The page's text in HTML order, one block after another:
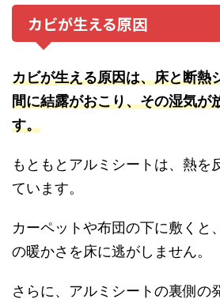
カビが生える原因
カビが生える原因は、床と断熱
間に結露がおこり、その湿気が
す。
もともとアルミシートは、熱を
ています。
カーペットや布団の下に敷くと
の暖かさを床に逃がしません。
さらに、アルミシートの裏側の